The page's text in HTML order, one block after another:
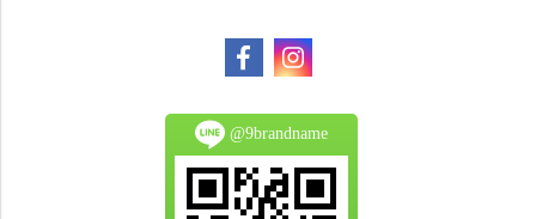
@9brandname